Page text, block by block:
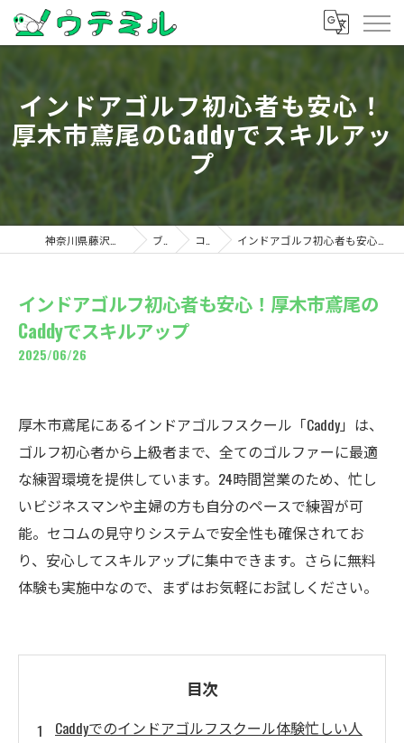
インドアゴルフ初心者も安心！
厚木市鳶尾のCaddyでスキルアッ
プ
ブログ コラム インドアゴルフ初心者も安心！厚木市鳶尾のCaddyでスキルアップ
インドアゴルフ初心者も安心！厚木市鳶尾の
Caddyでスキルアップ
2025/06/26
厚木市鳶尾にあるインドアゴルフスクール「Caddy」は、
ゴルフ初心者から上級者まで、全てのゴルファーに最適
な練習環境を提供しています。24時間営業のため、忙し
いビジネスマンや主婦の方も自分のペースで練習が可
能。セコムの見守りシステムで安全性も確保されてお
り、安心してスキルアップに集中できます。さらに無料
体験も実施中なので、まずはお気軽にお試しください。
目次
Caddyでのインドアゴルフスクール体験忙しい人